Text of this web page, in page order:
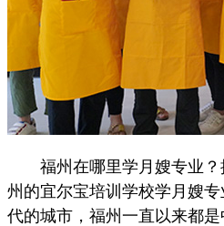
福州在哪里学月嫂专业？
州的宜尔宝培训学校学月嫂
代的城市，福州一直以来都